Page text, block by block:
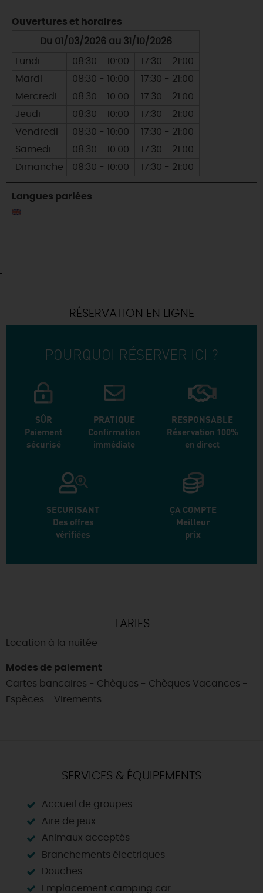
Ouvertures et horaires
Du 01/03/2026 au 31/10/2026
Lundi 08:30 - 10:00
17:30 - 21:00
Mardi
08:30 - 10:00
17:30 - 21:00
Mercredi
08:30 - 10:00
17:30 - 21:00
Jeudi
08:30 - 10:00
17:30 - 21:00
Vendredi
08:30 - 10:00
17:30 - 21:00
Samedi
08:30 - 10:00
17:30 - 21:00
Dimanche
08:30 - 10:00 17:30 - 21:00
Langues parlées
RÉSERVATION EN LIGNE
POURQUOI RÉSERVER ICI ?
SÛR
Paiement
sécurisé
PRATIQUE
Confirmation
immédiate
RESPONSABLE
Réservation 100%
en direct
SECURISANT
Des offres
vérifiées
ÇA COMPTE
Meilleur
prix
TARIFS
Location à la nuitée
Modes de paiement
Cartes bancaires - Chèques - Chèques Vacances -
Espèces - Virements
SERVICES & ÉQUIPEMENTS
Accueil de groupes
Aire de jeux
Animaux acceptés
Branchements électriques
Douches
Emplacement camping car